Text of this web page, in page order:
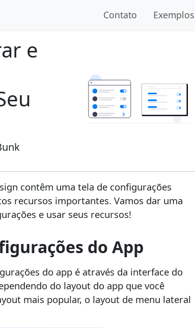
Contato Exemplos
e
contêm uma tela de configurações
recursos importantes. Vamos dar uma
e usar seus recursos!
do App
do app é através da interface do
do layout do app que você
mais popular, o layout de menu lateral